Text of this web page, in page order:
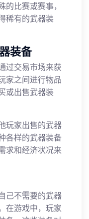
比赛或赛事，
稀有的武器装
装备
过交易市场来获
家之间进行物品
或出售武器装
玩家出售的武器
各样的武器装备
求和经济状况来
己不需要的武器
在游戏中，玩家